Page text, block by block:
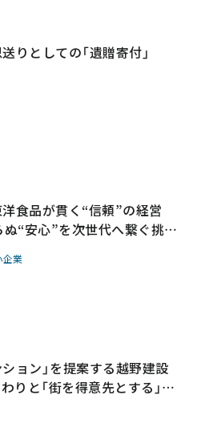
りとしての「遺贈寄付」
食品が貫く“信頼”の経営
ぬ“安心”を次世代へ繋ぐ挑戦
企業
ョン」を提案する越野建設
りと「街を得意先とする」心